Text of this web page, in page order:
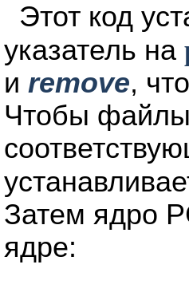
Этот код
указатель на
и remove,
Чтобы файлы
Затем ядро
ядре: